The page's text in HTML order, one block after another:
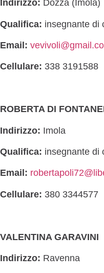
Indirizzo: Dozza (Imola)
Qualifica: insegnante di
Email:
Cellulare: 338 3191588
ROBERTA DI
Indirizzo: Imola
Qualifica: insegnante di
Email:
Cellulare: 380 3344577
VALENTINA GARAVINI
Indirizzo: Ravenna